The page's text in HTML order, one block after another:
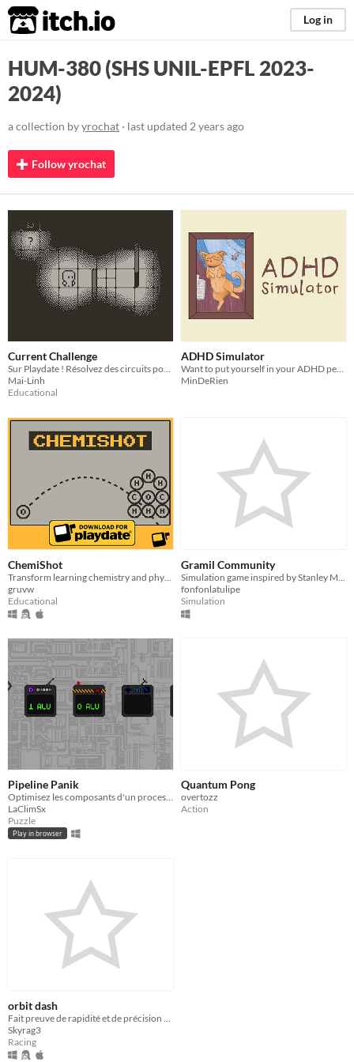
itch.io Log in
HUM-380 (SHS UNIL-EPFL 2023-
2024)
a collection byyrochat · last updated 2 years ago
Follow yrochat
Current Challenge
Sur Playdate ! Résolvez des circuits pour avancer, uniquement muni⋅e de votre bonne vieille lampe torche
Mai-Linh
Educational
ADHD Simulator
Want to put yourself in your ADHD person's shoes? This is for you.
MinDeRien
ChemiShot
gruvw
Educational
Gramil Community
fonfonlatulipe
Simulation
Pipeline Panik
Optimisez les composants d'un processeur pour découvrir son fonctionnement et améliorer ses performances.
LaClimSx
Puzzle
Play in browser
Quantum Pong
overtozz
Action
orbit dash
Skyrag3
Racing